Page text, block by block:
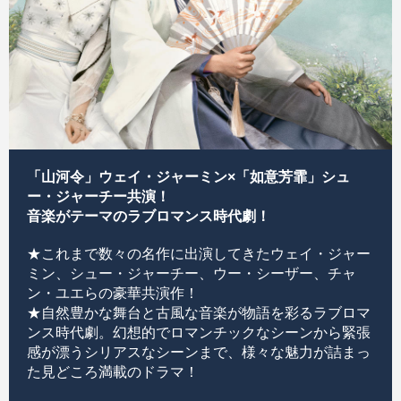
「山河令」ウェイ・ジャーミン×「如意芳霏」シュ
ー・ジャーチー共演！
音楽がテーマのラブロマンス時代劇！
★これまで数々の名作に出演してきたウェイ・ジャー
ミン、シュー・ジャーチー、ウー・シーザー、チャ
ン・ユエらの豪華共演作！
★自然豊かな舞台と古風な音楽が物語を彩るラブロマ
ンス時代劇。幻想的でロマンチックなシーンから緊張
感が漂うシリアスなシーンまで、様々な魅力が詰まっ
た見どころ満載のドラマ！